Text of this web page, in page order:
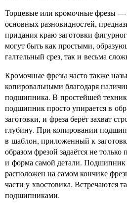
Торцевые или кромочные фрезы —
основных разновидностей,
придания краю заготовки
могут быть как простыми,
галтельный срез, так и весьма
Кромочные фрезы часто также
копировальными благодаря
подшипника. В простейшей
подшипник просто упирается в
заготовки, и фреза берёт захват
глубину. При копировании
в шаблон, приложенный к
образом фрезой задаётся не
и форма самой детали.
расположен на самом кончике
части у хвостовика. Встречаются
подшипниками.